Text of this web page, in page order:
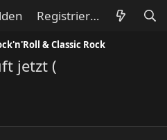
Registrieren
& Classic Rock
jetzt (